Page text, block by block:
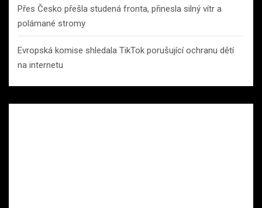
Přes Česko přešla studená fronta, přinesla silný vítr a
polámané stromy
Evropská komise shledala TikTok porušující ochranu dětí
na internetu